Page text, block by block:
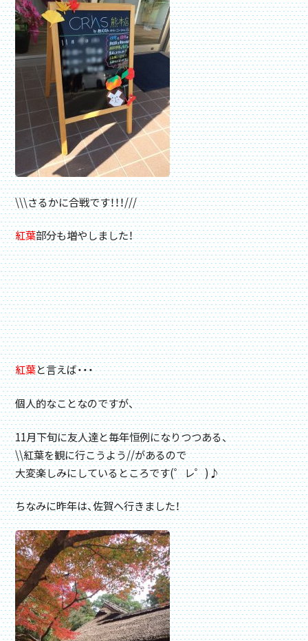
\\\さるかに合戦です！！！///
紅葉部分も増やしました！
紅葉と言えば・・・
個人的なことなのですが、
11月下旬に友人達と毎年恒例になりつつある、
\\紅葉を観に行こうよう//があるので
大変楽しみにしているところです(゜レ゜)♪
ちなみに昨年は、佐賀へ行きました！